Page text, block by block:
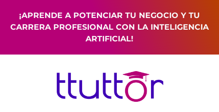
¡APRENDE A POTENCIAR TU NEGOCIO Y TU
CARRERA PROFESIONAL CON LA INTELIGENCIA
ARTIFICIAL!